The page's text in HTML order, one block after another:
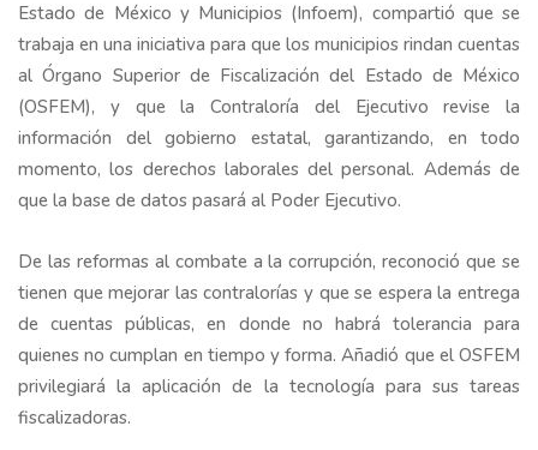
Estado de México y Municipios (Infoem), compartió que se
trabaja en una iniciativa para que los municipios rindan cuentas
al Órgano Superior de Fiscalización del Estado de México
(OSFEM), y que la Contraloría del Ejecutivo revise la
información del gobierno estatal, garantizando, en todo
momento, los derechos laborales del personal. Además de
que la base de datos pasará al Poder Ejecutivo.
De las reformas al combate a la corrupción, reconoció que se
tienen que mejorar las contralorías y que se espera la entrega
de cuentas públicas, en donde no habrá tolerancia para
quienes no cumplan en tiempo y forma. Añadió que el OSFEM
privilegiará la aplicación de la tecnología para sus tareas
fiscalizadoras.